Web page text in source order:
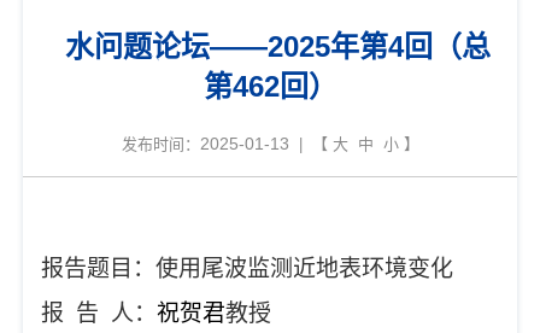
水问题论坛——2025年第4回（总
第462回）
发布时间： 2025-01-13 | 【 大 中 小】
报告题目：使用尾波监测近地表环境变化
报 告 人：祝贺君教授